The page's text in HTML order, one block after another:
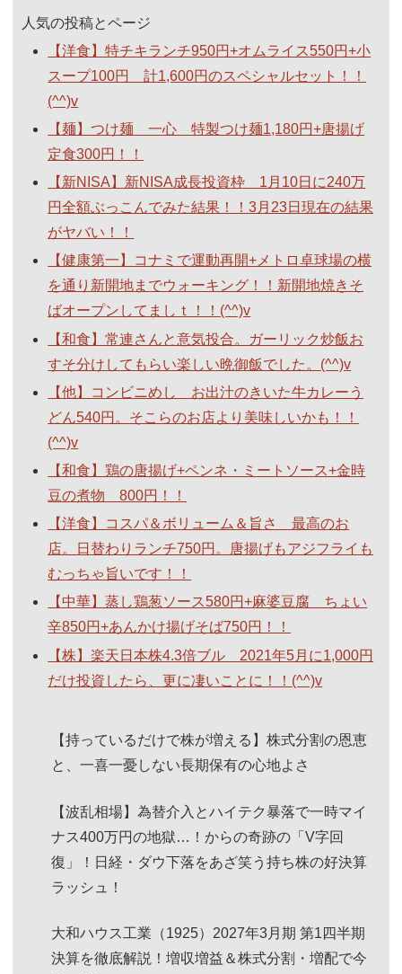
人気の投稿とページ
【洋食】特チキランチ950円+オムライス550円+小
スープ100円 計1,600円のスペシャルセット！！
(^^)v
【麺】つけ麺 一心 特製つけ麺1,180円+唐揚げ
定食300円！！
【新NISA】新NISA成長投資枠 1月10日に240万
円全額ぶっこんでみた結果！！3月23日現在の結果
がヤバい！！
【健康第一】コナミで運動再開+メトロ卓球場の横
を通り新開地までウォーキング！！新開地焼きそ
ばオープンしてましｔ！！(^^)v
【和食】常連さんと意気投合。ガーリック炒飯お
すそ分けしてもらい楽しい晩御飯でした。(^^)v
【他】コンビニめし お出汁のきいた牛カレーう
どん540円。そこらのお店より美味しいかも！！
(^^)v
【和食】鶏の唐揚げ+ペンネ・ミートソース+金時
豆の煮物 800円！！
【洋食】コスパ＆ボリューム＆旨さ 最高のお
店。日替わりランチ750円。唐揚げもアジフライも
むっちゃ旨いです！！
【中華】蒸し鶏葱ソース580円+麻婆豆腐 ちょい
辛850円+あんかけ揚げそば750円！！
【株】楽天日本株4.3倍ブル 2021年5月に1,000円
だけ投資したら、更に凄いことに！！(^^)v
【持っているだけで株が増える】株式分割の恩恵
と、一喜一憂しない長期保有の心地よさ
【波乱相場】為替介入とハイテク暴落で一時マイ
ナス400万円の地獄…！からの奇跡の「V字回
復」！日経・ダウ下落をあざ笑う持ち株の好決算
ラッシュ！
大和ハウス工業（1925）2027年3月期 第1四半期
決算を徹底解説！増収増益＆株式分割・増配で今